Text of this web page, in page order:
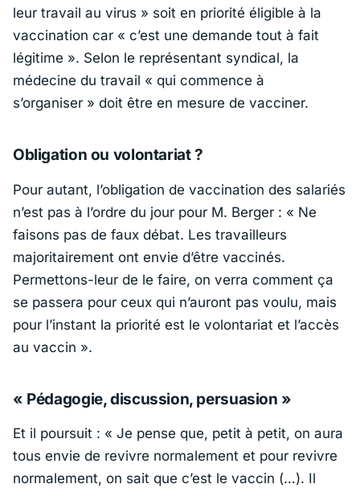
leur travail au virus » soit en priorité éligible à la
vaccination car « c’est une demande tout à fait
légitime ». Selon le représentant syndical, la
médecine du travail « qui commence à
s’organiser » doit être en mesure de vacciner.
Obligation ou volontariat ?
Pour autant, l’obligation de vaccination des salariés
n’est pas à l’ordre du jour pour M. Berger : « Ne
faisons pas de faux débat. Les travailleurs
majoritairement ont envie d’être vaccinés.
Permettons-leur de le faire, on verra comment ça
se passera pour ceux qui n’auront pas voulu, mais
pour l’instant la priorité est le volontariat et l’accès
au vaccin ».
« Pédagogie, discussion, persuasion »
Et il poursuit : « Je pense que, petit à petit, on aura
tous envie de revivre normalement et pour revivre
normalement, on sait que c’est le vaccin (…). Il